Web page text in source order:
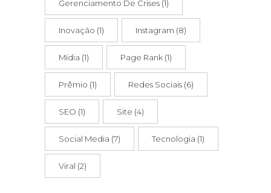
Gerenciamento De Crises (1)
Inovação (1) Instagram (8)
Mídia (1) Page Rank (1)
Prêmio (1) Redes Sociais (6)
SEO (1) Site (4)
Social Media (7) Tecnologia (1)
Viral (2)